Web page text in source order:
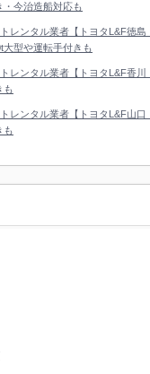
・今治造船対応も
レンタル業者【トヨタL&F徳島
大型や運転手付きも
レンタル業者【トヨタL&F香川
も
レンタル業者【トヨタL&F山口
も